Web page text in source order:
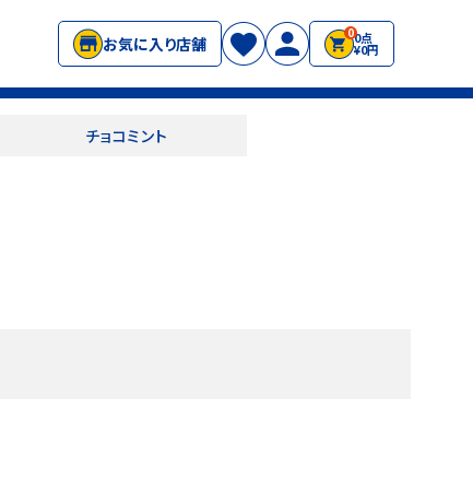
お気に入り店舗
00点
¥0円
チョコミント